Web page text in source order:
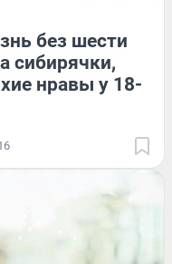
без шести
сибирячки,
нравы у 18-